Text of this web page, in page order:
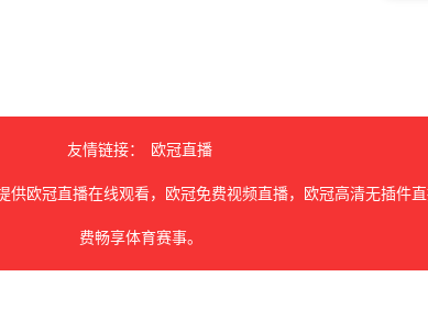
友情链接： 欧冠直播
欧冠直播在线观看，欧冠免费视频直播，欧冠高清无插件
费畅享体育赛事。